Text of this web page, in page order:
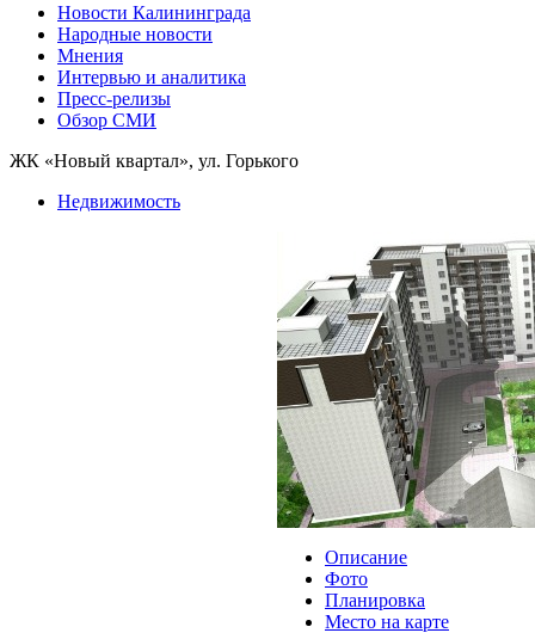
Новости Калининграда
Народные новости
Мнения
Интервью и аналитика
Пресс-релизы
Обзор СМИ
ЖК «Новый квартал», ул. Горького
Недвижимость
Описание
Фото
Планировка
Место на карте